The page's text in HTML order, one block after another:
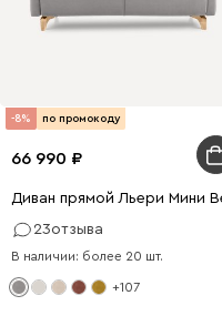
-8% по промокоду
66 990
Диван прямой Льери Мини
23отзыва
В наличии: более 20 шт.
+107